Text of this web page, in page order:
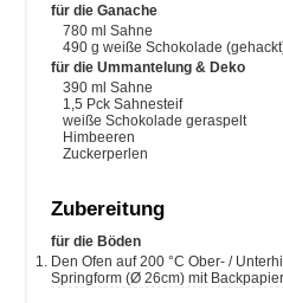
für die Ganache
780 ml Sahne
490 g weiße Schokolade
für die Ummantelung & Deko
390 ml Sahne
1,5 Pck Sahnesteif
weiße Schokolade geraspelt
Himbeeren
Zuckerperlen
Zubereitung
für die Böden
Den Ofen auf 200 °C Ober- / Unterhitze vorheizen. Eine
Springform (Ø 26cm) mit